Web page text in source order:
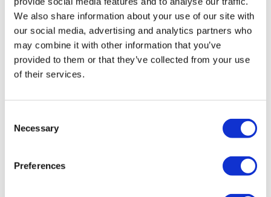
We also share information about your use of our site with
our social media, advertising and analytics partners who
may combine it with other information that you’ve
provided to them or that they’ve collected from your use
of their services.
Selection
Necessary
Preferences
агентством группы A, зарегистрированным в TÜRSAB
(Сертификат № 12276).
Все процедуры проводятся в сертифицированном
медицинском учреждении, специализирующемся на
медицинском туризме.
Flymedi Программа рекомендаций
FAQ